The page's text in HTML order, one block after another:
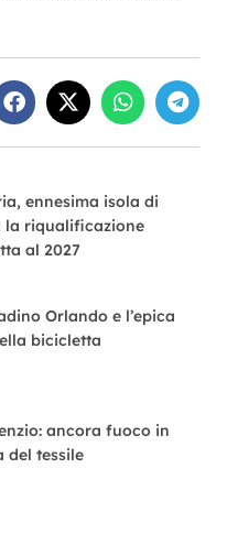
ennesima isola di
la riqualificazione
al 2027
Orlando e l’epica
bicicletta
ancora fuoco in
del tessile